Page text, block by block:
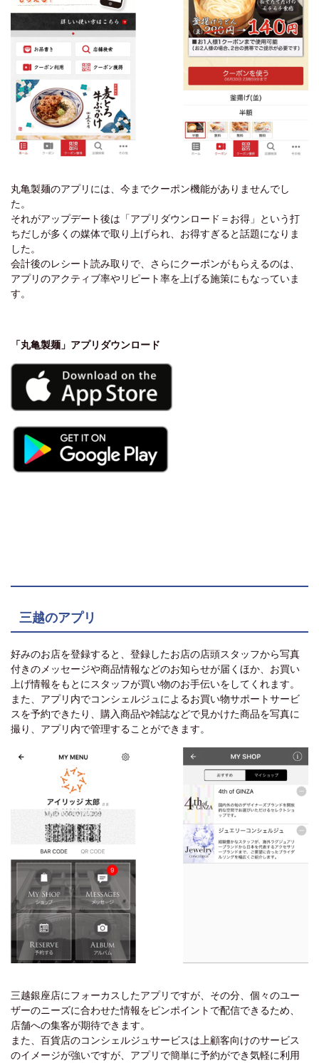
丸亀製麺のアプリには、今までクーポン機能がありませんでし
た。
それがアップデート後は「アプリダウンロード＝お得」という打
ちだしが多くの媒体で取り上げられ、お得すぎると話題になりま
した。
会計後のレシート読み取りで、さらにクーポンがもらえるのは、
アプリのアクティブ率やリピート率を上げる施策にもなっていま
す。
「丸亀製麺」アプリダウンロード
三越のアプリ
好みのお店を登録すると、登録したお店の店頭スタッフから写真
付きのメッセージや商品情報などのお知らせが届くほか、お買い
上げ情報をもとにスタッフが買い物のお手伝いをしてくれます。
また、アプリ内でコンシェルジュによるお買い物サポートサービ
スを予約できたり、購入商品や雑誌などで見かけた商品を写真に
撮り、アプリ内で管理することができます。
三越銀座店にフォーカスしたアプリですが、その分、個々のユー
ザーのニーズに合わせた情報をピンポイントで配信できるため、
店舗への集客が期待できます。
また、百貨店のコンシェルジュサービスは上顧客向けのサービス
のイメージが強いですが、アプリで簡単に予約ができ気軽に利用